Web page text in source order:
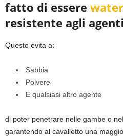
fatto di essere
resistente agli
Questo evita a:
Sabbia
Polvere
E qualsiasi altro agente
di poter penetrare nelle gambe o
garantendo al cavalletto una